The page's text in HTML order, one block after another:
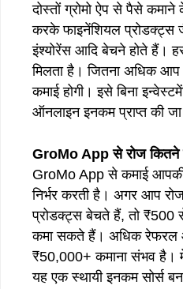
दोस्तों ग्रोमो ऐप से पैसे
करके फाइनेंशियल प्रोडक्ट्स
इंश्योरेंस आदि बेचने होते हैं।
मिलता है। जितना अधिक आप
कमाई होगी। इसे बिना
ऑनलाइन इनकम प्राप्त की
GroMo App से रोज
GroMo App से कमाई
निर्भर करती है। अगर आप
प्रोडक्ट्स बेचते हैं, तो ₹500
कमा सकते हैं। अधिक रेफरल
₹50,000+ कमाना संभव है।
यह एक स्थायी इनकम सोर्स